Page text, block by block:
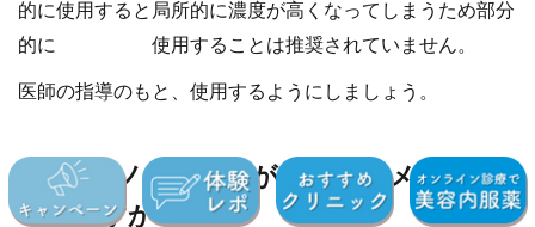
的に使用すると局所的に濃度が高くなってしまうため部分
的に 使用することは推奨されていません。
医師の指導のもと、使用するようにしましょう。
Q9.レチノイド反応があってもメイクは
できますか？